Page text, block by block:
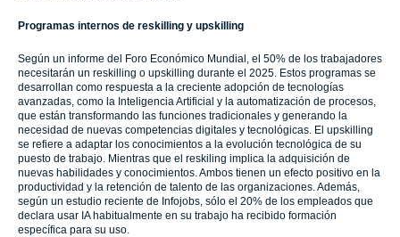
Programas internos de reskilling y upskilling
Según un informe del Foro Económico Mundial, el 50% de los trabajadores
necesitarán un reskilling o upskilling durante el 2025. Estos programas se
desarrollan como respuesta a la creciente adopción de tecnologías
avanzadas, como la Inteligencia Artificial y la automatización de procesos,
que están transformando las funciones tradicionales y generando la
necesidad de nuevas competencias digitales y tecnológicas. El upskilling
se refiere a adaptar los conocimientos a la evolución tecnológica de su
puesto de trabajo. Mientras que el reskiling implica la adquisición de
nuevas habilidades y conocimientos. Ambos tienen un efecto positivo en la
productividad y la retención de talento de las organizaciones. Además,
según un estudio reciente de Infojobs, sólo el 20% de los empleados que
declara usar IA habitualmente en su trabajo ha recibido formación
específica para su uso.